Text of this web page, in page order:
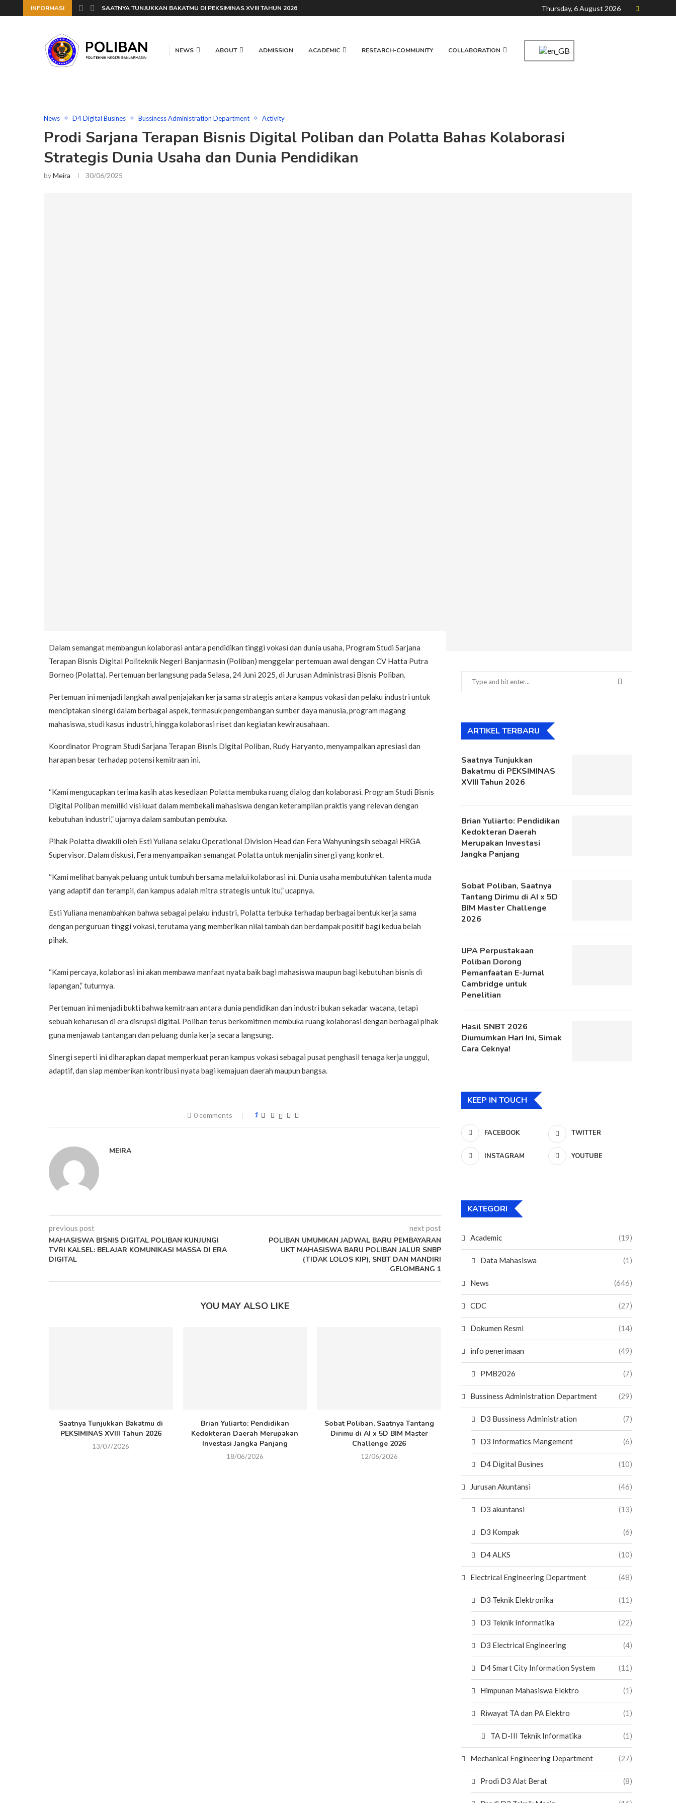
INFORMASI SAATNYA TUNJUKKAN BAKATMU DI PEKSIMINAS XVIII TAHUN 2026 Thursday, 6 August 2026
NEWS ABOUT ADMISSION ACADEMIC RESEARCH-COMMUNITY COLLABORATION
News D4 Digital Busines Bussiness Administration Department Activity
Prodi Sarjana Terapan Bisnis Digital Poliban dan Polatta Bahas Kolaborasi
Strategis Dunia Usaha dan Dunia Pendidikan
byMeira 30/06/2025
Dalam semangat membangun kolaborasi antara pendidikan tinggi vokasi dan dunia usaha, Program Studi Sarjana
Terapan Bisnis Digital Politeknik Negeri Banjarmasin (Poliban) menggelar pertemuan awal dengan CV Hatta Putra
Borneo (Polatta). Pertemuan berlangsung pada Selasa, 24 Juni 2025, di Jurusan Administrasi Bisnis Poliban.
Pertemuan ini menjadi langkah awal penjajakan kerja sama strategis antara kampus vokasi dan pelaku industri untuk
menciptakan sinergi dalam berbagai aspek, termasuk pengembangan sumber daya manusia, program magang
mahasiswa, studi kasus industri, hingga kolaborasi riset dan kegiatan kewirausahaan.
Koordinator Program Studi Sarjana Terapan Bisnis Digital Poliban, Rudy Haryanto, menyampaikan apresiasi dan
harapan besar terhadap potensi kemitraan ini.
“Kami mengucapkan terima kasih atas kesediaan Polatta membuka ruang dialog dan kolaborasi. Program Studi Bisnis
Digital Poliban memiliki visi kuat dalam membekali mahasiswa dengan keterampilan praktis yang relevan dengan
kebutuhan industri,” ujarnya dalam sambutan pembuka.
Pihak Polatta diwakili oleh Esti Yuliana selaku Operational Division Head dan Fera Wahyuningsih sebagai HRGA
Supervisor. Dalam diskusi, Fera menyampaikan semangat Polatta untuk menjalin sinergi yang konkret.
“Kami melihat banyak peluang untuk tumbuh bersama melalui kolaborasi ini. Dunia usaha membutuhkan talenta muda
yang adaptif dan terampil, dan kampus adalah mitra strategis untuk itu,” ucapnya.
Esti Yuliana menambahkan bahwa sebagai pelaku industri, Polatta terbuka terhadap berbagai bentuk kerja sama
dengan perguruan tinggi vokasi, terutama yang memberikan nilai tambah dan berdampak positif bagi kedua belah
pihak.
“Kami percaya, kolaborasi ini akan membawa manfaat nyata baik bagi mahasiswa maupun bagi kebutuhan bisnis di
lapangan,” tuturnya.
Pertemuan ini menjadi bukti bahwa kemitraan antara dunia pendidikan dan industri bukan sekadar wacana, tetapi
sebuah keharusan di era disrupsi digital. Poliban terus berkomitmen membuka ruang kolaborasi dengan berbagai pihak
guna menjawab tantangan dan peluang dunia kerja secara langsung.
Sinergi seperti ini diharapkan dapat memperkuat peran kampus vokasi sebagai pusat penghasil tenaga kerja unggul,
adaptif, dan siap memberikan kontribusi nyata bagi kemajuan daerah maupun bangsa.
0 comments 1
MEIRA
previous post
MAHASISWA BISNIS DIGITAL POLIBAN KUNJUNGI
TVRI KALSEL: BELAJAR KOMUNIKASI MASSA DI ERA
DIGITAL
next post
POLIBAN UMUMKAN JADWAL BARU PEMBAYARAN
UKT MAHASISWA BARU POLIBAN JALUR SNBP
(TIDAK LOLOS KIP), SNBT DAN MANDIRI
GELOMBANG 1
YOU MAY ALSO LIKE
Saatnya Tunjukkan Bakatmu di
PEKSIMINAS XVIII Tahun 2026
13/07/2026
Brian Yuliarto: Pendidikan
Kedokteran Daerah Merupakan
Investasi Jangka Panjang
18/06/2026
Sobat Poliban, Saatnya Tantang
Dirimu di AI x 5D BIM Master
Challenge 2026
12/06/2026
ARTIKEL TERBARU
Saatnya Tunjukkan
Bakatmu di PEKSIMINAS
XVIII Tahun 2026
Brian Yuliarto: Pendidikan
Kedokteran Daerah
Merupakan Investasi
Jangka Panjang
Sobat Poliban, Saatnya
Tantang Dirimu di AI x 5D
BIM Master Challenge
2026
UPA Perpustakaan
Poliban Dorong
Pemanfaatan E-Jurnal
Cambridge untuk
Penelitian
Hasil SNBT 2026
Diumumkan Hari Ini, Simak
Cara Ceknya!
KEEP IN TOUCH
FACEBOOK TWITTER
INSTAGRAM YOUTUBE
KATEGORI
Academic (19)
Data Mahasiswa (1)
News (646)
CDC (27)
Dokumen Resmi (14)
info penerimaan (49)
PMB2026 (7)
Bussiness Administration Department (29)
D3 Bussiness Administration (7)
D3 Informatics Mangement (6)
D4 Digital Busines (10)
Jurusan Akuntansi (46)
D3 akuntansi (13)
D3 Kompak (6)
D4 ALKS (10)
Electrical Engineering Department (48)
D3 Teknik Elektronika (11)
D3 Teknik Informatika (22)
D3 Electrical Engineering (4)
D4 Smart City Information System (11)
Himpunan Mahasiswa Elektro (1)
Riwayat TA dan PA Elektro (1)
TA D-III Teknik Informatika (1)
Mechanical Engineering Department (27)
Prodi D3 Alat Berat (8)